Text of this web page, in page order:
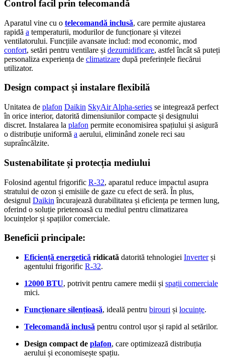
Control facil prin telecomandă
Aparatul vine cu o telecomandă inclusă, care permite ajustarea
rapidă a temperaturii, modurilor de funcționare și vitezei
ventilatorului. Funcțiile avansate includ: mod economic, mod
confort, setări pentru ventilare și dezumidificare, astfel încât să puteți
personaliza experiența de climatizare după preferințele fiecărui
utilizator.
Design compact și instalare flexibilă
Unitatea de plafon Daikin SkyAir Alpha-series se integrează perfect
în orice interior, datorită dimensiunilor compacte și designului
discret. Instalarea la plafon permite economisirea spațiului și asigură
o distribuție uniformă a aerului, eliminând zonele reci sau
supraîncălzite.
Sustenabilitate și protecția mediului
Folosind agentul frigorific R-32, aparatul reduce impactul asupra
stratului de ozon și emisiile de gaze cu efect de seră. În plus,
designul Daikin încurajează durabilitatea și eficiența pe termen lung,
oferind o soluție prietenoasă cu mediul pentru climatizarea
locuințelor și spațiilor comerciale.
Beneficii principale:
Eficiență energetică ridicată datorită tehnologiei Inverterși
agentului frigorific R-32.
12000 BTU, potrivit pentru camere medii și spații comerciale
mici.
Funcționare silențioasă, ideală pentru birouri și locuințe.
Telecomandă inclusă pentru control ușor și rapid al setărilor.
Design compact de plafon, care optimizează distribuția
aerului și economisește spațiu.